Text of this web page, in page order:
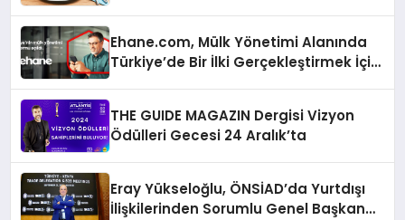
Ehane.com, Mülk Yönetimi Alanında
Türkiye’de Bir İlki Gerçekleştirmek İçin
THE GUIDE MAGAZIN Dergisi Vizyon
Ödülleri Gecesi 24 Aralık’ta
Eray Yükseloğlu, ÖNSİAD’da Yurtdışı
İlişkilerinden Sorumlu Genel Başkan